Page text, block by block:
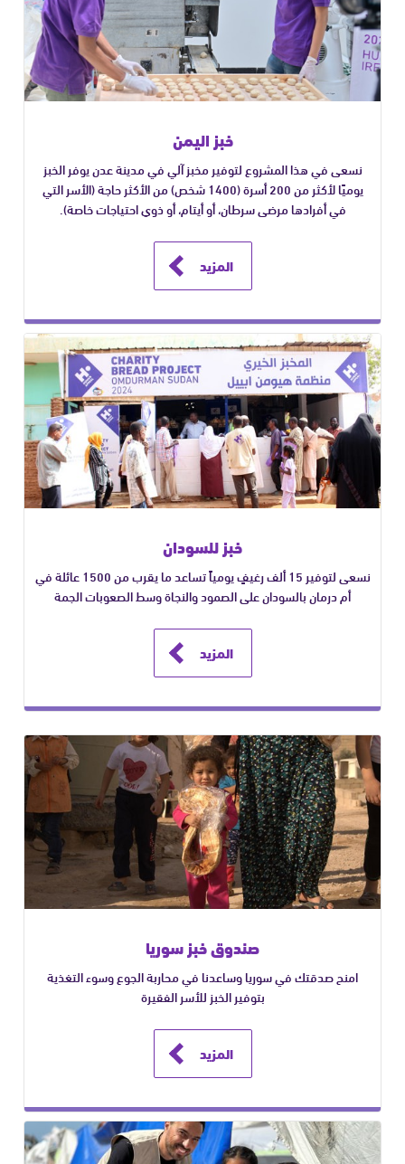
خبز اليمن
نسعى في هذا المشروع لتوفير مخبز آلي في مدينة عدن يوفر الخبز
يوميًا لأكثر من 200 أسرة (1400 شخص) من الأكثر حاجة (الأسر التي
في أفرادها مرضى سرطان، أو أيتام، أو ذوي احتياجات خاصة).
المزيد
خبز للسودان
نسعى لتوفير 15 ألف رغيفٍ يومياً تساعد ما يقرب من 1500 عائلة في
أم درمان بالسودان على الصمود والنجاة وسط الصعوبات الجمة
المزيد
صندوق خبز سوريا
امنح صدقتك في سوريا وساعدنا في محاربة الجوع وسوء التغذية
بتوفير الخبز للأسر الفقيرة
المزيد